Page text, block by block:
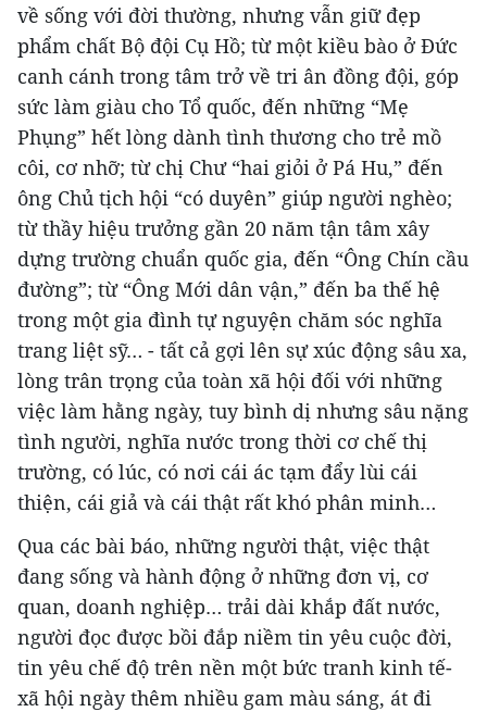
về sống với đời thường, nhưng vẫn giữ đẹp
phẩm chất Bộ đội Cụ Hồ; từ một kiều bào ở Đức
canh cánh trong tâm trở về tri ân đồng đội, góp
sức làm giàu cho Tổ quốc, đến những “Mẹ
Phụng” hết lòng dành tình thương cho trẻ mồ
côi, cơ nhỡ; từ chị Chư “hai giỏi ở Pá Hu,” đến
ông Chủ tịch hội “có duyên” giúp người nghèo;
từ thầy hiệu trưởng gần 20 năm tận tâm xây
dựng trường chuẩn quốc gia, đến “Ông Chín cầu
đường”; từ “Ông Mới dân vận,” đến ba thế hệ
trong một gia đình tự nguyện chăm sóc nghĩa
trang liệt sỹ… - tất cả gợi lên sự xúc động sâu xa,
lòng trân trọng của toàn xã hội đối với những
việc làm hằng ngày, tuy bình dị nhưng sâu nặng
tình người, nghĩa nước trong thời cơ chế thị
trường, có lúc, có nơi cái ác tạm đẩy lùi cái
thiện, cái giả và cái thật rất khó phân minh…
Qua các bài báo, những người thật, việc thật
đang sống và hành động ở những đơn vị, cơ
quan, doanh nghiệp… trải dài khắp đất nước,
người đọc được bồi đắp niềm tin yêu cuộc đời,
tin yêu chế độ trên nền một bức tranh kinh tế-
xã hội ngày thêm nhiều gam màu sáng, át đi